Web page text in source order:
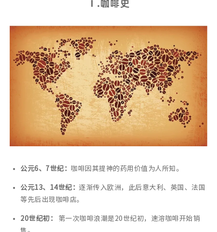
Ⅰ.咖啡史
公元6、7世纪： 咖啡因其提神的药用价值为人所知。
公元13、14世纪： 逐渐传入欧洲，此后意大利、英国、法国
等先后出现咖啡店。
20世纪初：
第一次咖啡浪潮是20世纪初，速溶咖啡开始销
售。